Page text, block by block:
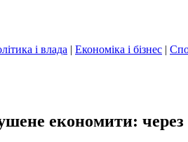
і влада | Економіка і бізнес |
економити: через